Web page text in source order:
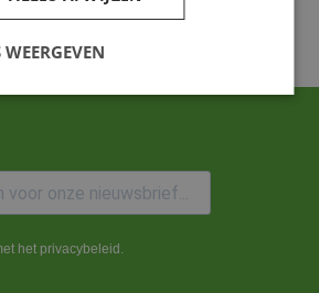
het privacybeleid.